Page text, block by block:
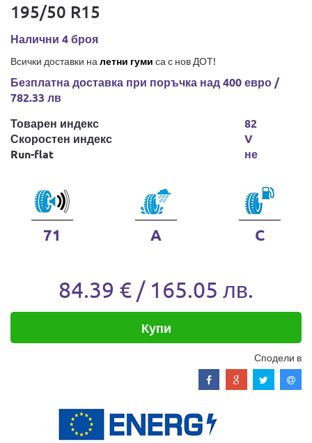
195/50 R15
Налични 4 броя
Всички доставки на летни гуми са с нов ДОТ!
Безплатна доставка при поръчка над 400 евро /
782.33 лв
Товарен индекс
Скоростен индекс
Run-flat
82
V
не
71 A C
84.39 € / 165.05 лв.
Купи
Сподели в